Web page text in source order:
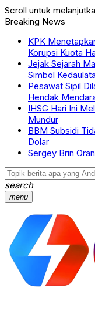
Scroll untuk
Breaking News
KPK
Korupsi Kuota
Jejak Sejarah
Simbol
Pesawat Sipil
Hendak
IHSG Hari Ini
Mundur
BBM Subsidi
Dolar
Sergey Brin
search
menu